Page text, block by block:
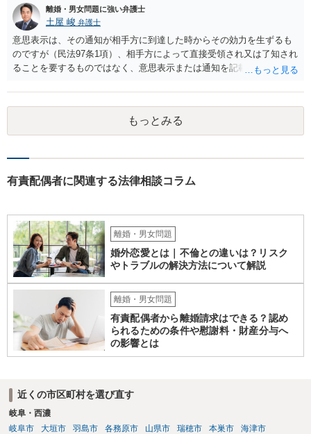
ります。【子供の監護は平日休日含めて8割私です。】ということでは
あるのですが、上記のとおり、様々な具体的な事情を踏まえて検討す
る必要があるので、最寄りの弁護士などに個別に相談することをお勧
めいたします。
離婚・男女問題に強い弁護士
土屋 峻 弁護士
意思表示は、その通知が相手方に到達した時からその効力を生ずるも
のですが（民法97条1項）、相手方によって直接受領され又は了知され
ることを要するものではなく、意思表示または通知を記載した書面
られます（最判昭和43年12月17日）。したがって、相手方の支配圏内
に入っていれば（郵便受けに投函するなど。実際には配達証明などを
つけたほうがよいでしょう。）、時効の完成猶予の効果を享受できる
と考えます。 その結果、催告の時効完成猶予期間の6か月の間に訴訟
もっとみる
有責配偶者に関連する法律相談コラム
離婚・男女問題
婚外恋愛とは｜不倫との違いは？リスク
やトラブルの解決方法について解説
離婚・男女問題
有責配偶者から離婚請求はできる？認め
られるための条件や慰謝料・財産分与へ
の影響とは
近くの市区町村を選び直す
岐阜・西濃
岐阜市
大垣市 羽島市 各務原市 山県市 瑞穂市 本巣市
海津市